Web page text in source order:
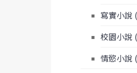
寫實小說
校園小說
情慾小說